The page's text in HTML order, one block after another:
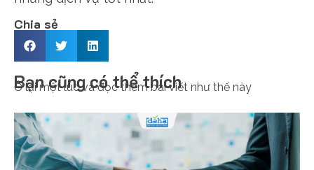
Chia sẻ
Bạn cũng có thể thích
Ở lại một lúc và đọc thêm bài viết như thế này